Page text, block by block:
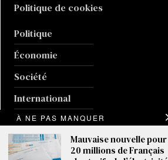
Politique de cookies
Politique
Économie
Société
International
Sport
Culture
À NE PAS MANQUER
Mauvaise nouvelle pour
20 millions de Français